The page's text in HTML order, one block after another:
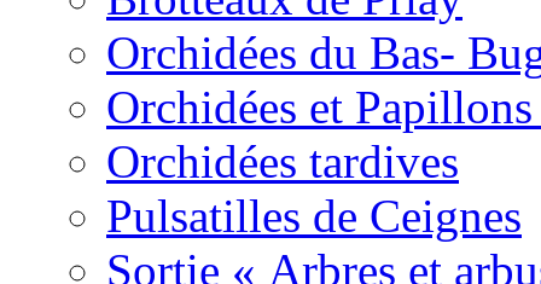
Orchidées du Bas-
Orchidées et
Orchidées tardives
Pulsatilles de Ceignes
Sortie « Arbres et